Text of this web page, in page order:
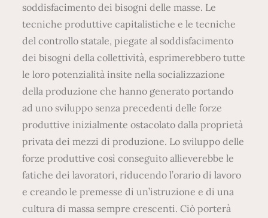
soddisfacimento dei bisogni delle masse. Le
tecniche produttive capitalistiche e le tecniche
del controllo statale, piegate al soddisfacimento
dei bisogni della collettività, esprimerebbero tutte
le loro potenzialità insite nella socializzazione
della produzione che hanno generato portando
ad uno sviluppo senza precedenti delle forze
produttive inizialmente ostacolato dalla proprietà
privata dei mezzi di produzione. Lo sviluppo delle
forze produttive così conseguito allieverebbe le
fatiche dei lavoratori, riducendo l’orario di lavoro
e creando le premesse di un’istruzione e di una
cultura di massa sempre crescenti. Ciò porterà